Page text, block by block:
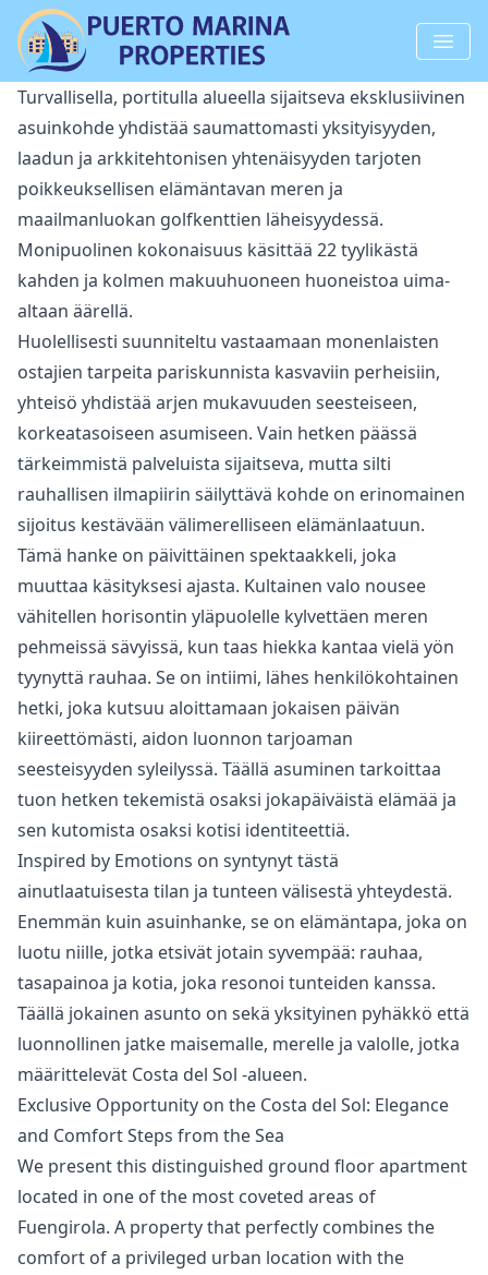
Turvallisella, portitulla alueella sijaitseva eksklusiivinen
asuinkohde yhdistää saumattomasti yksityisyyden,
laadun ja arkkitehtonisen yhtenäisyyden tarjoten
poikkeuksellisen elämäntavan meren ja
maailmanluokan golfkenttien läheisyydessä.
Monipuolinen kokonaisuus käsittää 22 tyylikästä
kahden ja kolmen makuuhuoneen huoneistoa uima-
altaan äärellä.
Huolellisesti suunniteltu vastaamaan monenlaisten
ostajien ‌tarpeita ‌pariskunnista ‌kasvaviin ‌perheisiin,
‌yhteisö yhdistää arjen mukavuuden seesteiseen,
‌korkeatasoiseen ‌asumiseen. ‌Vain hetken päässä
‌tärkeimmistä ‌palveluista ‌sijaitseva, ‌mutta silti
‌rauhallisen ilmapiirin säilyttävä ‌kohde ‌on ‌erinomainen
‌sijoitus ‌kestävään ‌välimerelliseen ‌elämänlaatuun.
Tämä hanke on päivittäinen spektaakkeli, joka
muuttaa käsityksesi ajasta. Kultainen valo nousee
vähitellen horisontin yläpuolelle kylvettäen meren
pehmeissä sävyissä, kun taas hiekka kantaa vielä yön
tyynyttä rauhaa. Se on intiimi, lähes henkilökohtainen
hetki, joka kutsuu aloittamaan jokaisen päivän
kiireettömästi, aidon luonnon tarjoaman
seesteisyyden syleilyssä. Täällä asuminen tarkoittaa
tuon hetken tekemistä osaksi jokapäiväistä elämää ja
sen kutomista osaksi kotisi identiteettiä.
Inspired by Emotions on syntynyt tästä
ainutlaatuisesta tilan ja tunteen välisestä yhteydestä.
Enemmän kuin asuinhanke, se on elämäntapa, joka on
luotu niille, jotka etsivät jotain ‌syvempää: ‌rauhaa,
‌tasapainoa ‌ja ‌kotia, joka resonoi tunteiden kanssa.
‌Täällä ‌jokainen ‌asunto on sekä ‌yksityinen ‌pyhäkkö ‌että
‌luonnollinen jatke ‌maisemalle, merelle ja ‌valolle, ‌jotka
‌määrittelevät ‌Costa ‌del ‌Sol ‌-alueen.
Exclusive Opportunity on the Costa del Sol: Elegance
and Comfort Steps from the Sea
We present this distinguished ground floor apartment
located in one of the most coveted areas of
Fuengirola. A property that perfectly combines the
comfort of a privileged urban location with the